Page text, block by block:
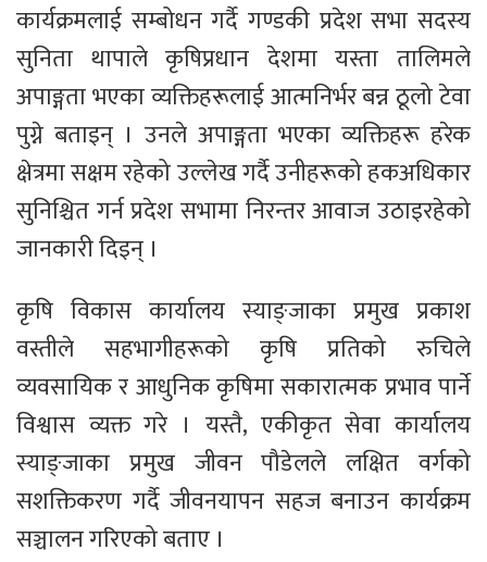
कार्यक्रमलाई सम्बोधन गर्दै गण्डकी प्रदेश सभा सदस्य
सुनिता थापाले कृषिप्रधान देशमा यस्ता तालिमले
अपाङ्गता भएका व्यक्तिहरूलाई आत्मनिर्भर बन्न ठूलो टेवा
पुग्ने बताइन् । उनले अपाङ्गता भएका व्यक्तिहरू हरेक
क्षेत्रमा सक्षम रहेको उल्लेख गर्दै उनीहरूको हकअधिकार
सुनिश्चित गर्न प्रदेश सभामा निरन्तर आवाज उठाइरहेको
जानकारी दिइन् ।
कृषि विकास कार्यालय स्याङ्जाका प्रमुख प्रकाश
वस्तीले सहभागीहरूको कृषि प्रतिको रुचिले
व्यवसायिक र आधुनिक कृषिमा सकारात्मक प्रभाव पार्ने
विश्वास व्यक्त गरे । यस्तै, एकीकृत सेवा कार्यालय
स्याङ्जाका प्रमुख जीवन पौडेलले लक्षित वर्गको
सशक्तिकरण गर्दै जीवनयापन सहज बनाउन कार्यक्रम
सञ्चालन गरिएको बताए ।